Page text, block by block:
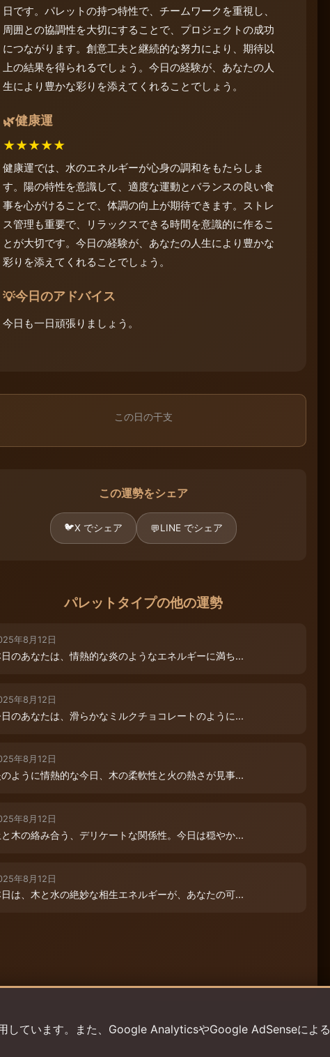
日です。パレットの持つ特性で、チームワークを重視し、
周囲との協調性を大切にすることで、プロジェクトの成功
につながります。創意工夫と継続的な努力により、期待以
上の結果を得られるでしょう。今日の経験が、あなたの人
生により豊かな彩りを添えてくれることでしょう。
🌿健康運
★★★★★
健康運では、水のエネルギーが心身の調和をもたらしま
す。陽の特性を意識して、適度な運動とバランスの良い食
事を心がけることで、体調の向上が期待できます。ストレ
ス管理も重要で、リラックスできる時間を意識的に作るこ
とが大切です。今日の経験が、あなたの人生により豊かな
彩りを添えてくれることでしょう。
💡今日のアドバイス
今日も一日頑張りましょう。
この日の干支
この運勢をシェア
🐦X でシェア 💬LINE でシェア
パレットタイプの他の運勢
年8月12日
のあなたは、情熱的な炎のようなエネルギーに満ち...
年8月12日
のあなたは、滑らかなミルクチョコレートのように...
年8月12日
ように情熱的な今日、木の柔軟性と火の熱さが見事...
年8月12日
と木の絡み合う、デリケートな関係性。今日は穏やか...
年8月12日
は、木と水の絶妙な相生エネルギーが、あなたの可...
しています。また、Google AnalyticsやGoogle AdSenseによる